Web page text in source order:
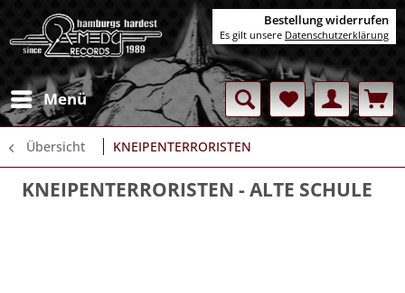
Menü
Übersicht KNEIPENTERRORISTEN
KNEIPENTERRORISTEN - ALTE SCHULE
Bestellung widerrufen
Es gilt unsere Datenschutzerklärung